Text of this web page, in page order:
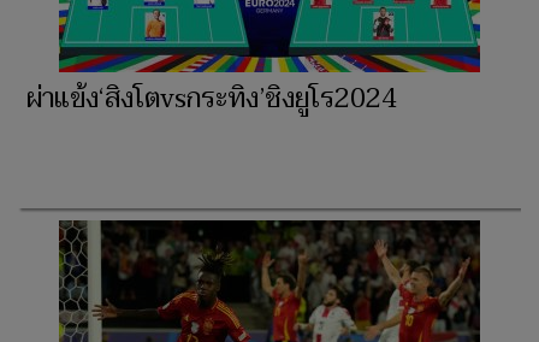
ผ่าแข้ง‘สิงโตvsกระทิง’ชิงยูโร2024